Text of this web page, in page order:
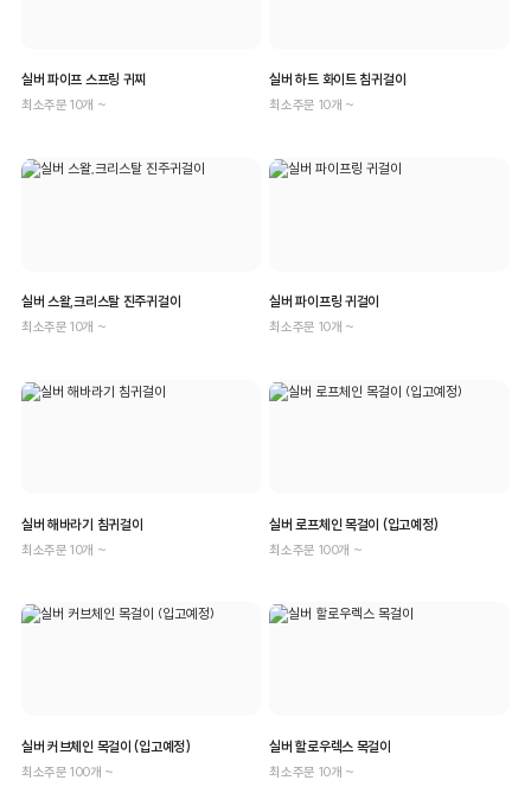
실버 파이프 스프링 귀찌
최소주문 10개 ~
실버 하트 화이트 침귀걸이
최소주문 10개 ~
실버 스왈,크리스탈 진주귀걸이
최소주문 10개 ~
실버 파이프링 귀걸이
최소주문 10개 ~
실버 해바라기 침귀걸이
최소주문 10개 ~
실버 로프체인 목걸이 (입고예정)
최소주문 100개 ~
실버 커브체인 목걸이 (입고예정)
최소주문 100개 ~
실버 할로우렉스 목걸이
최소주문 10개 ~